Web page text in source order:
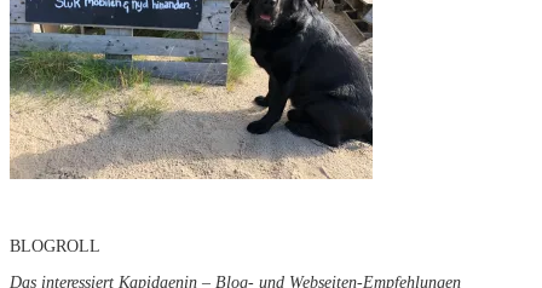
BLOGROLL
Das interessiert Kapidaenin – Blog- und Webseiten-Empfehlungen